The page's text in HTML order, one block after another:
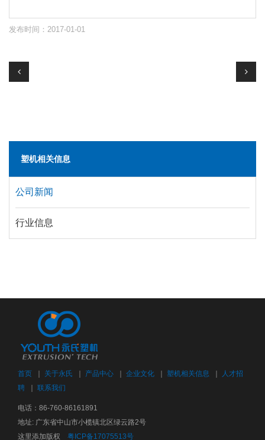
发布时间：2017-01-01
塑机相关信息
公司新闻
行业信息
首页 关于永氏 产品中心 企业文化 塑机相关信息
人才招
聘
联系我们
电话：86-760-86161891
地址: 广东省中山市小榄镇北区绿云路2号
这里添加版权
粤ICP备17075513号